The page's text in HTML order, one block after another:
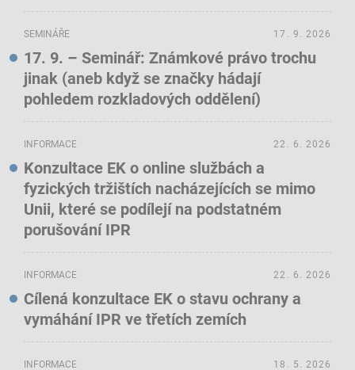
SEMINÁŘE
17. 9. – Seminář: Známkové právo trochu
jinak (aneb když se značky hádají
pohledem rozkladových oddělení)
17. 9. 2026
INFORMACE
Konzultace EK o online službách a
fyzických tržištích nacházejících se mimo
Unii, které se podílejí na podstatném
porušování IPR
22. 6. 2026
INFORMACE
Cílená konzultace EK o stavu ochrany a
vymáhání IPR ve třetích zemích
22. 6. 2026
INFORMACE 18. 5. 2026